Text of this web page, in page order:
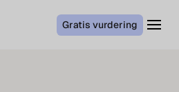
Gratis vurdering